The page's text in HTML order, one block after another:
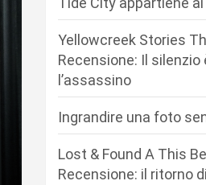
Yellowcreek Stories
Recensione: Il silenzio
l’assassino
Ingrandire una foto
Lost & Found A This
Recensione: il ritorno